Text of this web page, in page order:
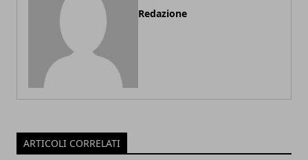
Redazione
ARTICOLI CORRELATI